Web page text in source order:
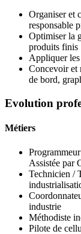
Organiser et
responsable
Optimiser la
produits finis
Appliquer les
Concevoir et
de bord,
Evolution
Métiers
Assistée par
Technicien /
industrie
Méthodiste
Pilote de